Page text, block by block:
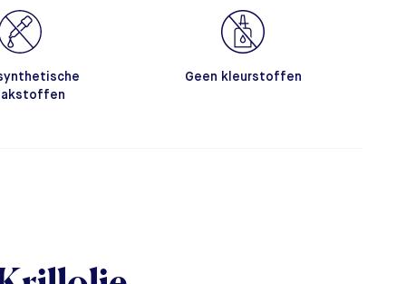
Geen kleurstoffen